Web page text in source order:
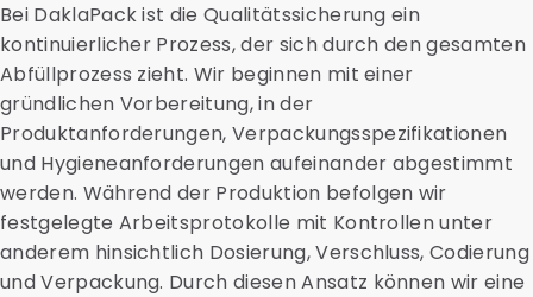
Bei DaklaPack ist die Qualitätssicherung ein
kontinuierlicher Prozess, der sich durch den gesamten
Abfüllprozess zieht. Wir beginnen mit einer
gründlichen Vorbereitung, in der
Produktanforderungen, Verpackungsspezifikationen
und Hygieneanforderungen aufeinander abgestimmt
werden. Während der Produktion befolgen wir
festgelegte Arbeitsprotokolle mit Kontrollen unter
anderem hinsichtlich Dosierung, Verschluss, Codierung
und Verpackung. Durch diesen Ansatz können wir eine